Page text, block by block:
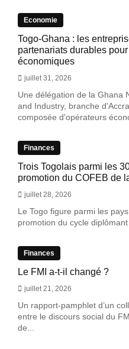
Economie
Togo-Ghana : les
partenariats durables
économiques
juillet 31, 2026
Une délégation de la Ghana
and Industry, branche
composée d'opérateurs
Finances
Trois Togolais parmi les
promotion du COFEB de
juillet 28, 2026
Le Togo figure parmi les
promotion du cycle
Finances
Le FMI a-t-il changé ?
juillet 21, 2026
Un rapport-pamphlet d’un
entre le discours social du
de...